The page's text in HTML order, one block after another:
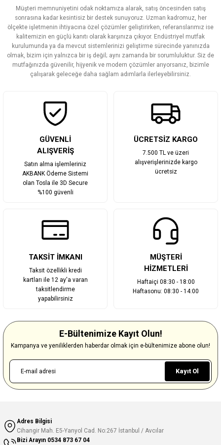
Ürün resmi kalitesiz, bozuk veya görüntülenemiyor.
Ürün açıklamasında eksik bilgiler bulunuyor.
Ürün bilgilerinde hatalar bulunuyor.
Ürün fiyatı diğer sitelerden daha pahalı.
Bu ürüne benzer farklı alternatifler olmalı.
Müşteri memnuniyetini odak noktamıza alarak, satış öncesinden satış
sonrasına kadar kesintisiz bir destek sunuyoruz. Uzman kadromuz, her
ölçekte işletmenin ihtiyacına özel çözümler geliştirirken, referanslarımız ise
kalitemizin en güçlü kanıtı olarak karşınıza çıkıyor. Endüstriyel mutfak
kurulumunda ya da mevcut sistemlerinizi geliştirme sürecinde yanınızda
olmak, bizim için yalnızca bir iş değil; aynı zamanda bir sorumluluktur. Siz de
mutfağınızda güvenilir, hijyenik ve modern çözümler arıyorsanız, bizimle
çalışarak geleceğe daha sağlam adımlarla ilerleyebilirsiniz.
GÜVENLİ
ALIŞVERİŞ
Satın alma işlemleriniz
AKBANK Ödeme Sistemi
olan Tosla ile 3D Secure
%100 güvenli
ÜCRETSİZ KARGO
7.500 TL ve üzeri
alışverişlerinizde kargo
ücretsiz
TAKSİT İMKANI
Taksit özellikli kredi
kartları ile 12 ay'a varan
taksitlendirme
yapabilirsiniz
MÜŞTERİ
HİZMETLERİ
Haftaiçi 08:30 - 18:00
Haftasonu: 08:30 - 14:00
E-Bültenimize Kayıt Olun!
Kampanya ve yeniliklerden haberdar olmak için e-bültenimize abone olun!
Kayıt Ol
Adres Bilgisi
Cihangir Mah. E5-Yanyol Cad. No:267 İstanbul / Avcılar
Bizi Arayın 0534 873 67 04